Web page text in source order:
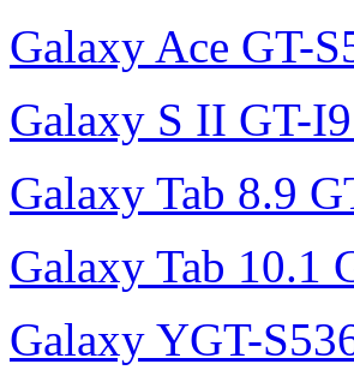
Galaxy Ace GT-
Galaxy S II GT-
Galaxy Tab 8.9
Galaxy Tab 10.1
Galaxy YGT-